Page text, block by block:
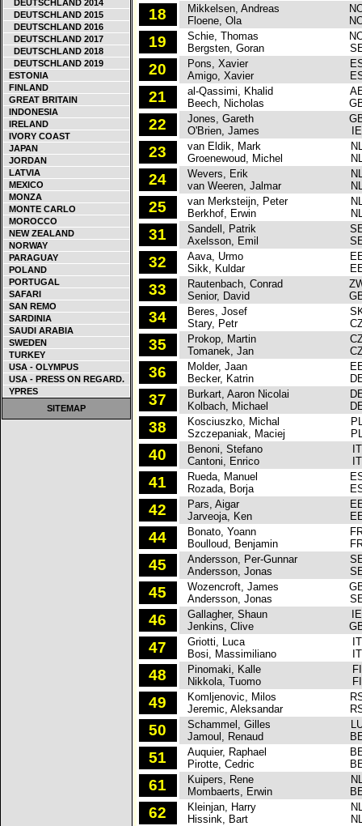
DEUTSCHLAND 2014
DEUTSCHLAND 2015
DEUTSCHLAND 2016
DEUTSCHLAND 2017
DEUTSCHLAND 2018
DEUTSCHLAND 2019
ESTONIA
FINLAND
GREAT BRITAIN
INDONESIA
IRELAND
IVORY COAST
JAPAN
JORDAN
LATVIA
MEXICO
MONZA
MONTE CARLO
MOROCCO
NEW ZEALAND
NORWAY
PARAGUAY
POLAND
PORTUGAL
SAFARI
SAN REMO
SARDINIA
SAUDI ARABIA
SWEDEN
TURKEY
USA - OLYMPUS
USA - PRESS ON REGARD.
YPRES
SITEMAP
18
Mikkelsen, Andreas
Floene, Ola
19
Schie, Thomas
Bergsten, Goran
20
Pons, Xavier
Amigo, Xavier
21
al-Qassimi, Khalid
Beech, Nicholas
22
Jones, Gareth
O'Brien, James
IE
23
van Eldik, Mark
Groenewoud, Michel
24
Wevers, Erik
van Weeren, Jalmar
25
van Merksteijn, Peter
Berkhof, Erwin
31
Sandell, Patrik
Axelsson, Emil
32
Aava, Urmo
Sikk, Kuldar
33
Rautenbach, Conrad
Senior, David
34
Beres, Josef
Stary, Petr
35
Prokop, Martin
Tomanek, Jan
36
Molder, Jaan
Becker, Katrin
37
Burkart, Aaron Nicolai
Kolbach, Michael
38
Kosciuszko, Michal
Szczepaniak, Maciej
40
Benoni, Stefano
Cantoni, Enrico
IT
IT
41
Rueda, Manuel
Rozada, Borja
42
Pars, Aigar
Jarveoja, Ken
44
Bonato, Yoann
Boulloud, Benjamin
45
Andersson, Per-Gunnar
Andersson, Jonas
45
Wozencroft, James
Andersson, Jonas
46
Gallagher, Shaun
Jenkins, Clive
IE
47
Griotti, Luca
Bosi, Massimiliano
IT
IT
48
Pinomaki, Kalle
Nikkola, Tuomo
FI
FI
49
Komljenovic, Milos
Jeremic, Aleksandar
50
Schammel, Gilles
Jamoul, Renaud
51
Auquier, Raphael
Pirotte, Cedric
61
Kuipers, Rene
Mombaerts, Erwin
62
Kleinjan, Harry
Hissink, Bart